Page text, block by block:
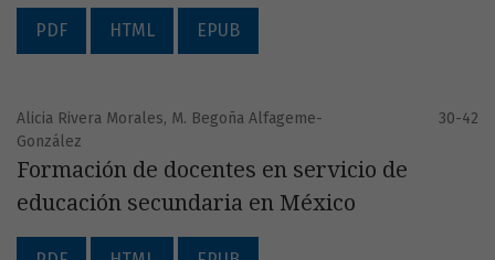
PDF HTML EPUB
Alicia Rivera Morales, M. Begoña Alfageme-
González
30-42
Formación de docentes en servicio de
educación secundaria en México